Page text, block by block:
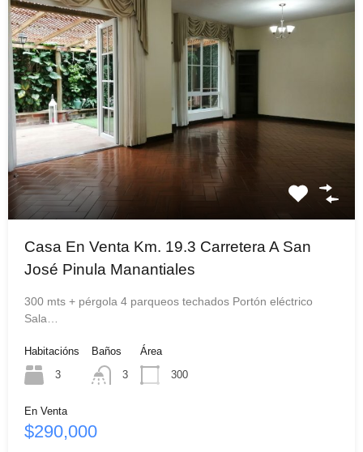
Casa En Venta Km. 19.3 Carretera A San
José Pinula Manantiales
300 mts + pérgola 4 parqueos techados Portón eléctrico
Sala…
Habitacións
3
Baños
3
Área
300
En Venta
$290,000